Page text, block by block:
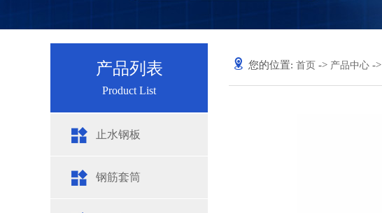
产品列表
Product List
止水钢板
钢筋套筒
您的位置: 首页 -> 产品中心 ->